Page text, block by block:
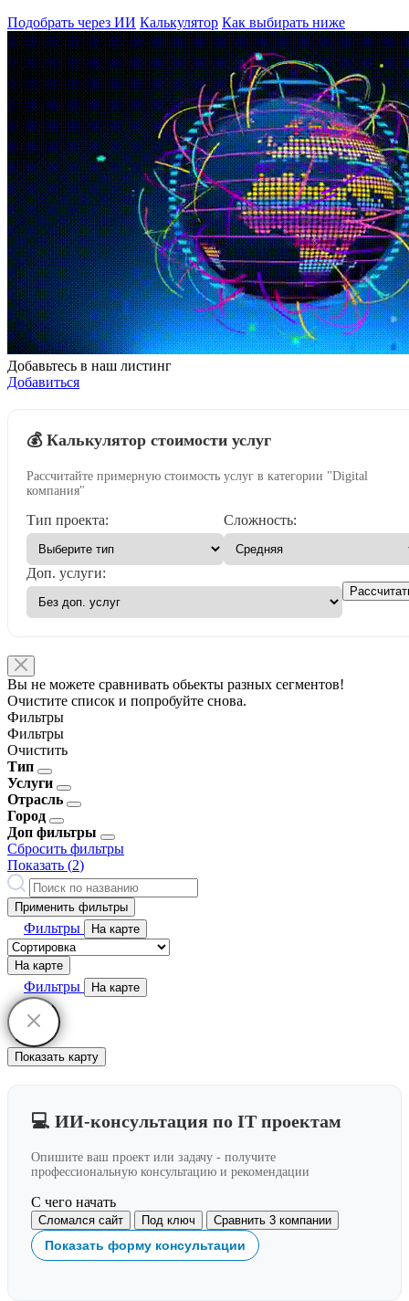
Подобрать через ИИ Калькулятор Как выбирать ниже
Добавьтесь в наш листинг
Добавиться
💰 Калькулятор стоимости услуг
Рассчитайте примерную стоимость услуг в категории "Digital
компания"
Тип проекта: Сложность:
Доп. услуги:
Вы не можете сравнивать обьекты разных сегментов!
Очистите список и попробуйте снова.
Фильтры
Фильтры
Очистить
Тип
Услуги
Отрасль
Город
Доп фильтры
Сбросить фильтры
Показать (2)
Применить фильтры
Фильтры На карте
На карте
Фильтры На карте
Показать карту
💻 ИИ-консультация по IT проектам
Опишите ваш проект или задачу - получите
профессиональную консультацию и рекомендации
С чего начать
Сломался сайт Под ключ Сравнить 3 компании
Показать форму консультации